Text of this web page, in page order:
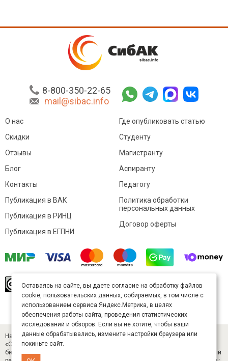
8-800-350-22-65
mail@sibac.info
О нас
Скидки
Отзывы
Блог
Контакты
Где опубликовать статью
Студенту
Магистранту
Аспиранту
Педагогу
Публикация в ВАК
Публикация в РИНЦ
Публикация в ЕГПНИ
Политика обработки
персональных данных
Договор оферты
произведение доступно полицензии Creative
Commons «Attribution» («Атрибуция») 4.0
Непортированная.
Карта сайта
Научный журнал «Студенческий» (ISSN 2541-9412). Издатель — ООО
«СибАК» (ИНН 5402054157). Размещается в Научной электронной
библиотеке eLIBRARY.RU (договор № 445-11/2019 от 05.11.2019). Главный
Оставаясь на сайте, вы даете согласие на обработку файлов
cookie, пользовательских данных, собираемых, в том числе с
использованием сервиса Яндекс.Метрика, в целях
обеспечения работы сайта, проведения статистических
исследований и обзоров. Если вы не хотите, чтобы ваши
данные обрабатывались, измените настройки браузера или
покиньте сайт.